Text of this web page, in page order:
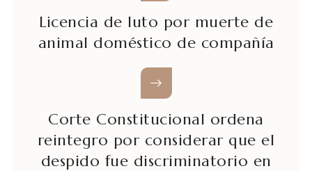
Licencia de luto por muerte de
animal doméstico de compañía
Corte Constitucional ordena
reintegro por considerar que el
despido fue discriminatorio en